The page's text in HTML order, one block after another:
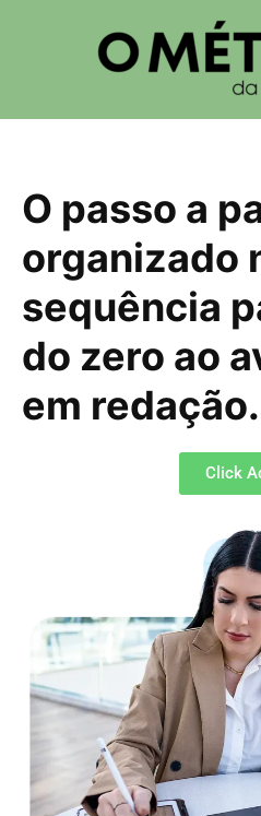
O passo a
organizado
sequência
do zero ao
em redação.
Click